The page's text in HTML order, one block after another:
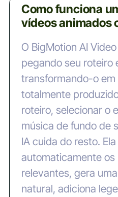
Como funciona
vídeos animados
O BigMotion AI
pegando seu roteiro
transformando-o em
totalmente
roteiro, selecionar o
música de fundo de
IA cuida do resto.
automaticamente os
relevantes, gera
natural, adiciona